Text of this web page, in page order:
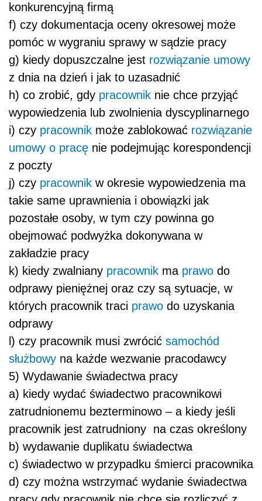
konkurencyjną firmą
f) czy dokumentacja oceny okresowej może
pomóc w wygraniu sprawy w sądzie pracy
g) kiedy dopuszczalne jest rozwiązanie umowy
z dnia na dzień i jak to uzasadnić
h) co zrobić, gdy pracownik nie chce przyjąć
wypowiedzenia lub zwolnienia dyscyplinarnego
i) czy pracownik może zablokować rozwiązanie
umowy o pracę nie podejmując korespondencji
z poczty
j) czy pracownik w okresie wypowiedzenia ma
takie same uprawnienia i obowiązki jak
pozostałe osoby, w tym czy powinna go
obejmować podwyżka dokonywana w
zakładzie pracy
k) kiedy zwalniany pracownik ma prawo do
odprawy pieniężnej oraz czy są sytuacje, w
których pracownik traci prawo do uzyskania
odprawy
l) czy pracownik musi zwrócić samochód
służbowy na każde wezwanie pracodawcy
5) Wydawanie świadectwa pracy
a) kiedy wydać świadectwo pracownikowi
zatrudnionemu bezterminowo – a kiedy jeśli
pracownik jest zatrudniony na czas określony
b) wydawanie duplikatu świadectwa
c) świadectwo w przypadku śmierci pracownika
d) czy można wstrzymać wydanie świadectwa